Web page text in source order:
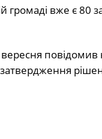
громаді вже є